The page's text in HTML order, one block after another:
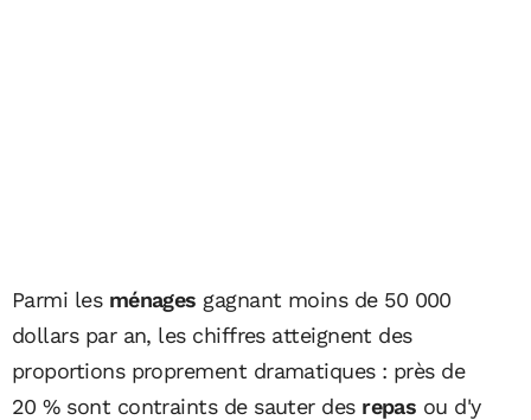
Parmi les ménages gagnant moins de 50 000
dollars par an, les chiffres atteignent des
proportions proprement dramatiques : près de
20 % sont contraints de sauter des repas ou d'y